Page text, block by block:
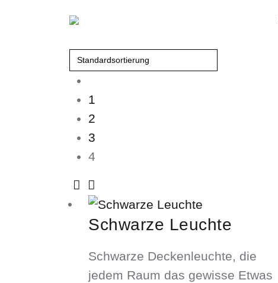
1
2
3
4
Schwarze Leuchte
Schwarze Deckenleuchte, die
jedem Raum das gewisse Etwas